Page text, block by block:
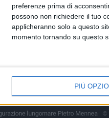
preferenze prima di
possono non richiedere il tuo
applicheranno solo a questo
momento tornando su questo
PIÙ
lungomare Pietro Mennea ©